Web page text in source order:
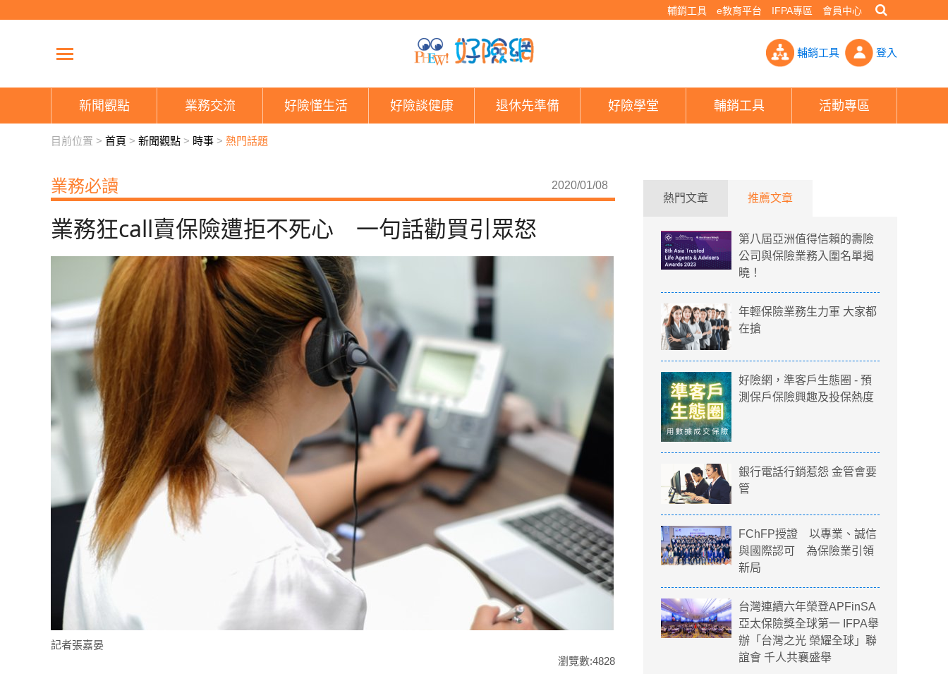
輔銷工具 e教育平台 IFPA專區 會員中心
業務狂call賣保險遭拒不死心 一句話勸買引眾怒- PHEW!好險網
輔銷工具 登入
新聞觀點 業務交流 好險懂生活 好險談健康 退休先準備 好險學堂 輔銷工具 活動專區
目前位置 > 首頁 > 新聞觀點 > 時事 > 熱門話題
業務必讀 2020/01/08
業務狂call賣保險遭拒不死心 一句話勸買引眾怒
記者張嘉晏
瀏覽數:4828
熱門文章 推薦文章
第八屆亞洲值得信賴的壽險
公司與保險業務入圍名單揭
曉！
年輕保險業務生力軍 大家都
在搶
好險網，準客戶生態圈 - 預
測保戶保險興趣及投保熱度
銀行電話行銷惹怨 金管會要
管
FChFP授證 以專業、誠信
與國際認可 為保險業引領
新局
台灣連續六年榮登APFinSA
亞太保險獎全球第一 IFPA舉
辦「台灣之光 榮耀全球」聯
誼會 千人共襄盛舉